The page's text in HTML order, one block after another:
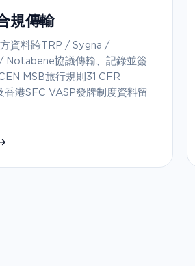
規傳輸
資料跨TRP / Sygna /
Notabene協議傳輸、記錄並簽
MSB旅行規則31 CFR
香港SFC VASP發牌制度資料留